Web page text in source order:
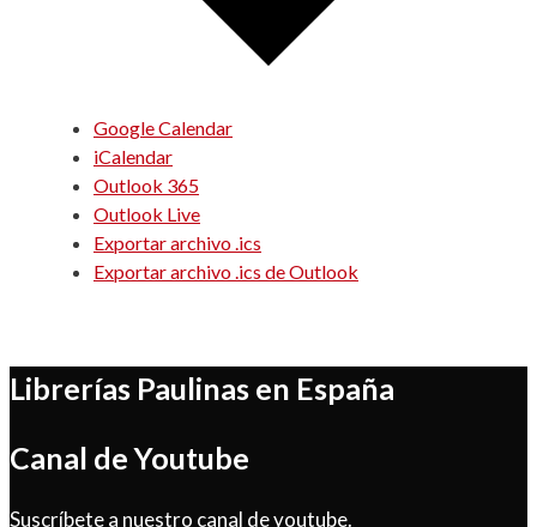
Google Calendar
iCalendar
Outlook 365
Outlook Live
Exportar archivo .ics
Exportar archivo .ics de Outlook
Librerías Paulinas en España
Canal de Youtube
Suscríbete a nuestro canal de youtube.